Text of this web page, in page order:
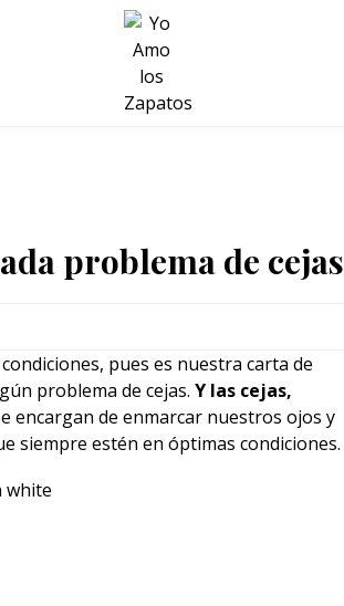
SALUD
problema de cejas
pues es nuestra carta de
problema de cejas. Y las cejas,
encargan de enmarcar nuestros ojos y
siempre estén en óptimas condiciones.